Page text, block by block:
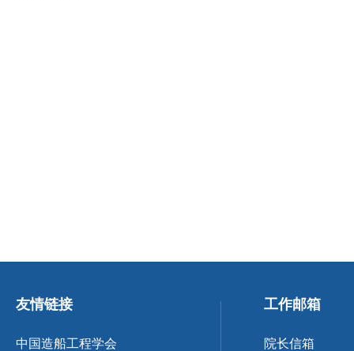
友情链接
中国造船工程学会
工作邮箱
院长信箱